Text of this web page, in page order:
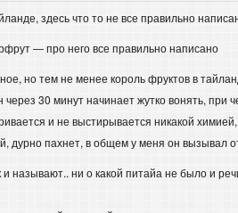
здесь что то не все правильно
— про него все правильно написано
но тем не менее король фруктов в
через 30 минут начинает жутко вонять,
и не выстирывается никакой
дурно пахнет, в общем у меня он вызывал
называют.. ни о какой питайа не было и